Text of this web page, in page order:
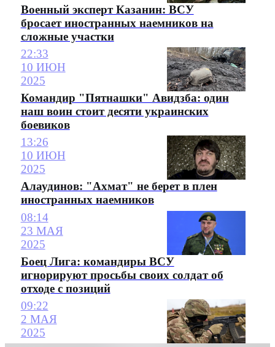
Военный эксперт Казанин: ВСУ
бросает иностранных наемников на
сложные участки
22:33
10 ИЮН
2025
Командир "Пятнашки" Авидзба: один
наш воин стоит десяти украинских
боевиков
13:26
10 ИЮН
2025
Алаудинов: "Ахмат" не берет в плен
иностранных наемников
08:14
23 МАЯ
2025
Боец Лига: командиры ВСУ
игнорируют просьбы своих солдат об
отходе с позиций
09:22
2 МАЯ
2025